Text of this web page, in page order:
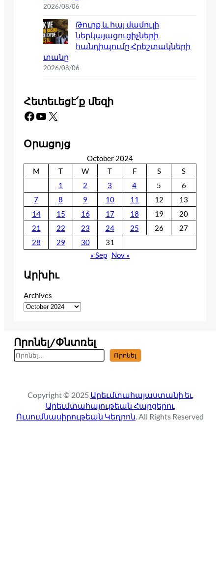
2026/08/06
Թուրք և հայ մամուլի
ներկայացուցիչների
հանդիպումը Հրեշտակների
տանը
2026/08/06
Հետեւեցէ՛ք մեզի
Facebook YouTube X
Օրացոյց
October 2024
M
T W T F S
S
1
2 3 4 5
6
7
8 9 10 11 12
13
14
15 16 17 18 19
20
21
22 23 24 25 26
27
28
29 30
31
« Sep Nov »
Արխիւ
Archives
Որոնել/Փնտռել
S
e
c
h
Որոնել
Copyright © 2025 Արեւմտահայաստանի եւ
Արեւմտահայութեան Հարցերու
Ուսումնասիրութեան Կեդրոն. All Rights Reserved